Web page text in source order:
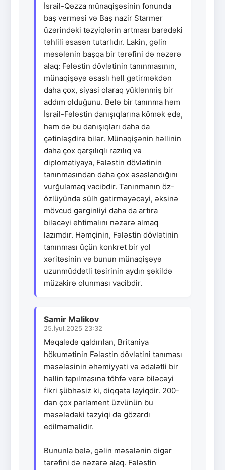
İsrail-Qəzza münaqişəsinin fonunda
baş verməsi və Baş nazir Starmer
üzərindəki təzyiqlərin artması barədəki
təhlili əsasən tutarlıdır. Lakin, gəlin
məsələnin başqa bir tərəfini də nəzərə
alaq: Fələstin dövlətinin tanınmasının,
münaqişəyə əsaslı həll gətirməkdən
daha çox, siyasi olaraq yüklənmiş bir
addım olduğunu. Belə bir tanınma həm
İsrail-Fələstin danışıqlarına kömək edə,
həm də bu danışıqları daha da
çətinləşdirə bilər. Münaqişənin həllinin
daha çox qarşılıqlı razılıq və
diplomatiyaya, Fələstin dövlətinin
tanınmasından daha çox əsaslandığını
vurğulamaq vacibdir. Tanınmanın öz-
özlüyündə sülh gətirməyəcəyi, əksinə
mövcud gərginliyi daha da artıra
biləcəyi ehtimalını nəzərə almaq
lazımdır. Həmçinin, Fələstin dövlətinin
tanınması üçün konkret bir yol
xəritəsinin və bunun münaqişəyə
uzunmüddətli təsirinin aydın şəkildə
müzakirə olunması vacibdir.
Samir Məlikov
25.İyul.2025 23:32
Məqalədə qaldırılan, Britaniya
hökumətinin Fələstin dövlətini tanıması
məsələsinin əhəmiyyəti və ədalətli bir
həllin tapılmasına töhfə verə biləcəyi
fikri şübhəsiz ki, diqqətə layiqdir. 200-
dən çox parlament üzvünün bu
məsələdəki təzyiqi də gözardı
edilməməlidir.
Bununla belə, gəlin məsələnin digər
tərəfini də nəzərə alaq. Fələstin